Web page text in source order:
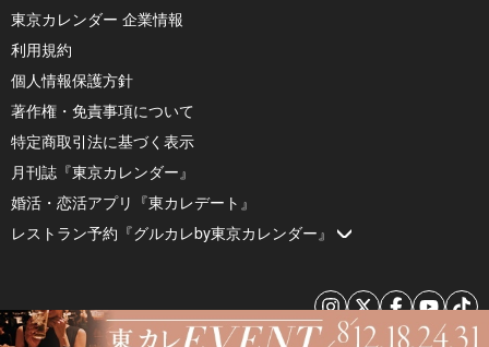
東京カレンダー 企業情報
利用規約
個人情報保護方針
著作権・免責事項について
特定商取引法に基づく表示
月刊誌『東京カレンダー』
婚活・恋活アプリ『東カレデート』
レストラン予約『グルカレby東京カレンダー』
© 2026 by Tokyo Calendar, Inc.